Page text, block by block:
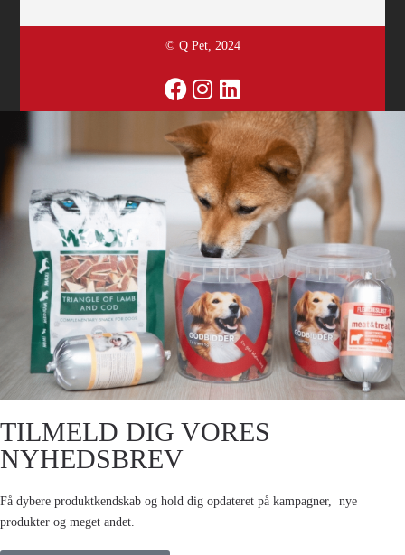
© Q Pet, 2024
TILMELD DIG VORES
NYHEDSBREV
Få dybere produktkendskab og hold dig opdateret på kampagner, nye
produkter og meget andet.